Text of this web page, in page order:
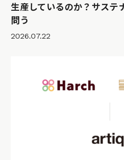
生産しているのか？サステ
問う
2026.07.22